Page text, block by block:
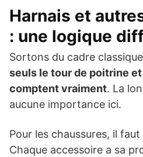
Harnais et
: une logique
Sortons du cadre
seuls le tour de poitrine
comptent vraiment. La
aucune importance ici.
Pour les chaussures, il
Chaque accessoire a sa